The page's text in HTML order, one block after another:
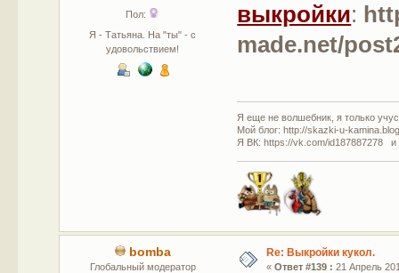
Пол:
Я - Татьяна. На "ты" - с
удовольствием!
выкройки:
made.net/
Я еще не волшебник, я только
Мой блог: http://skazki-u-
Я ВК: https://vk.com/id187887278 и
bomba
Глобальный модератор
Re: Выкройки кукол.
« Ответ #139 : 21 Апрель